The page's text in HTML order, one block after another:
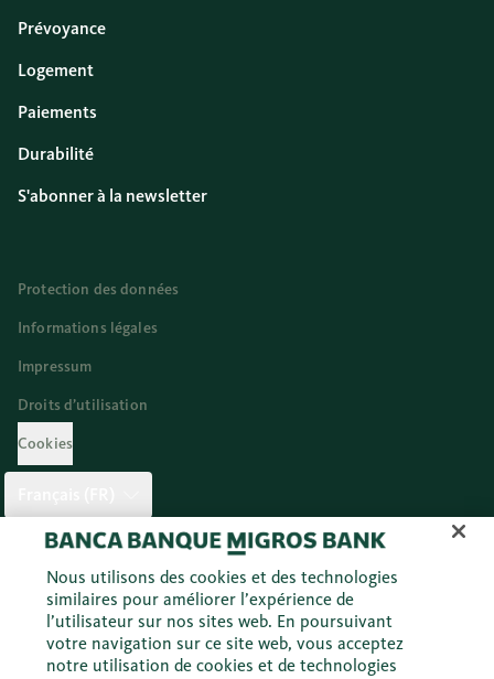
Prévoyance
Logement
Paiements
Durabilité
S'abonner à la newsletter
Protection des données
Informations légales
Impressum
Droits d’utilisation
Cookies
Twitter Facebook Instagram Youtube
© 2026 Banque Migros SA
Nous utilisons des cookies et des technologies
similaires pour améliorer l’expérience de
l’utilisateur sur nos sites web. En poursuivant
votre navigation sur ce site web, vous acceptez
notre utilisation de cookies et de technologies